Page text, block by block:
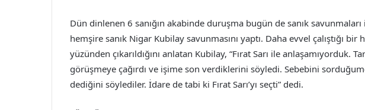
Dün dinlenen 6 sanığın akabinde duruşma bugün de sanık
hemşire sanık Nigar Kubilay savunmasını yaptı. Daha evvel çalıştığı bir
yüzünden çıkarıldığını anlatan Kubilay, “Fırat Sarı ile anlaşamıyorduk.
görüşmeye çağırdı ve işime son verdiklerini söyledi. Sebebini sorduğumda
dediğini söylediler. İdare de tabi ki Fırat Sarı’yı seçti” dedi.